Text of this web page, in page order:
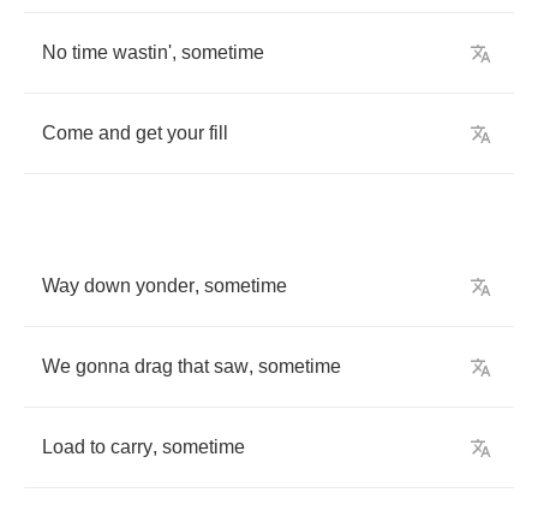
No time wastin', sometime
Come and get your fill
Way down yonder, sometime
We gonna drag that saw, sometime
Load to carry, sometime